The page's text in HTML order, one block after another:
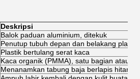
Deskripsi
Balok paduan aluminium, ditekuk
Penutup tubuh depan dan belakang
Plastik bertulang serat kaca
Kaca organik (PMMA), satu bagian atau
Menanamkan tabung baja berlapis hitam